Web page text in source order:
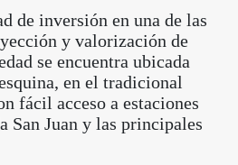
de inversión en una de las
y valorización de
se encuentra ubicada
en el tradicional
fácil acceso a estaciones
San Juan y las principales